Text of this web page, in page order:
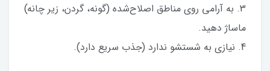
3. به آرامی روی مناطق اصلاح‌شده (گونه، گردن، زیر چانه)
ماساژ دهید.
4. نیازی به شستشو ندارد (جذب سریع دارد).